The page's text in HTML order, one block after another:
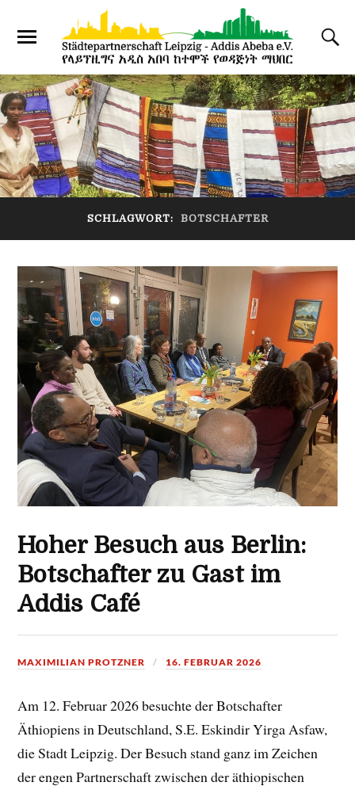
SCHLAGWORT: BOTSCHAFTER
Hoher Besuch aus Berlin:
Botschafter zu Gast im
Addis Café
MAXIMILIAN PROTZNER 16. FEBRUAR 2026
Am 12. Februar 2026 besuchte der Botschafter
Äthiopiens in Deutschland, S.E. Eskindir Yirga Asfaw,
die Stadt Leipzig. Der Besuch stand ganz im Zeichen
der engen Partnerschaft zwischen der äthiopischen